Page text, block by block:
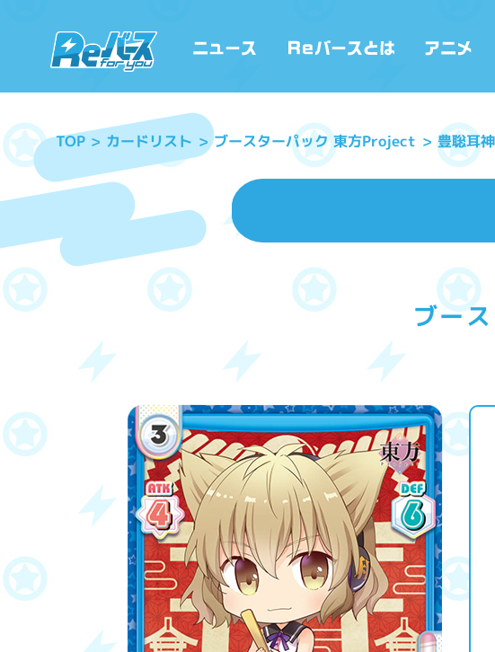
TOP カードリスト ブースターパック 東方Project 豊聡耳
ブー